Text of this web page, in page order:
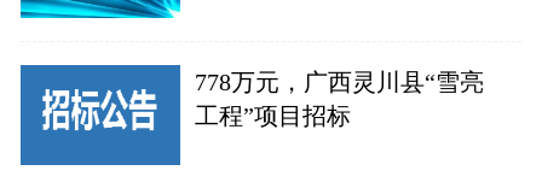
778万元，广西灵川县“雪亮
工程”项目招标